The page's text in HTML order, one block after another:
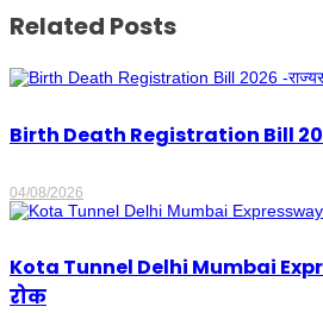
Related Posts
Birth Death Registration Bill
04/08/2026
Kota Tunnel Delhi Mumbai
रोक